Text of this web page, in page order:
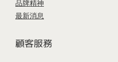
品牌精神
最新消息
顧客服務